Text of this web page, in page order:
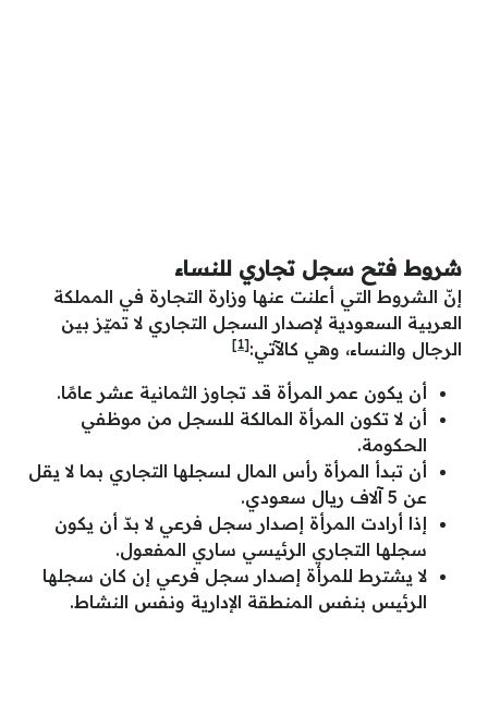
شروط فتح سجل تجاري للنساء
إنّ الشروط التي أعلنت عنها وزارة التجارة في المملكة
العربية السعودية لإصدار السجل التجاري لا تميّز بين
الرجال والنساء، وهي كالآتي:[1]
أن يكون عمر المرأة قد تجاوز الثمانية عشر عامًا.
أن لا تكون المرأة المالكة للسجل من موظفي
الحكومة.
أن تبدأ المرأة رأس المال لسجلها التجاري بما لا يقل
عن 5 آلاف ريال سعودي.
إذا أرادت المرأة إصدار سجل فرعي لا بدّ أن يكون
سجلها التجاري الرئيسي ساري المفعول.
لا يشترط للمرأة إصدار سجل فرعي إن كان سجلها
الرئيس بنفس المنطقة الإدارية ونفس النشاط.